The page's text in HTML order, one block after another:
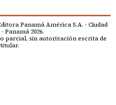
Panamá América S.A. - Ciudad
Panamá 2026.
parcial, sin autorización escrita de